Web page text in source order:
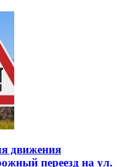
движения
переезд на ул.